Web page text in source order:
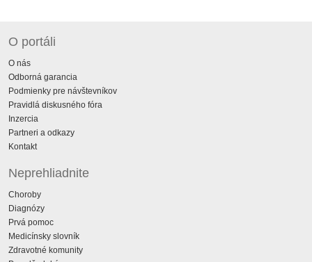
O portáli
O nás
Odborná garancia
Podmienky pre návštevníkov
Pravidlá diskusného fóra
Inzercia
Partneri a odkazy
Kontakt
Neprehliadnite
Choroby
Diagnózy
Prvá pomoc
Medicínsky slovník
Zdravotné komunity